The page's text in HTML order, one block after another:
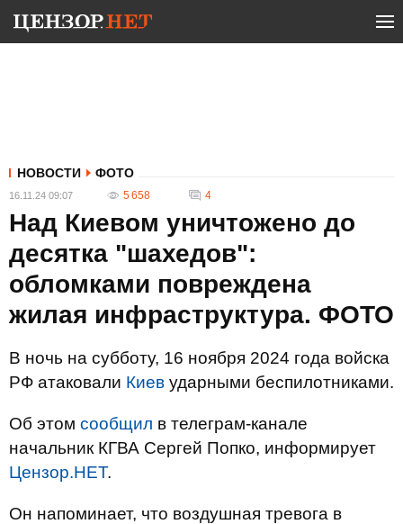
НОВОСТИ ФОТО
16.11.24 09:07 5 658 4
Над Киевом уничтожено до
десятка "шахедов":
обломками повреждена
жилая инфраструктура. ФОТО
В ночь на субботу, 16 ноября 2024 года войска
РФ атаковали Киев ударными беспилотниками.
Об этом сообщил в телеграм-канале
начальник КГВА Сергей Попко, информирует
Цензор.НЕТ.
Он напоминает, что воздушная тревога в